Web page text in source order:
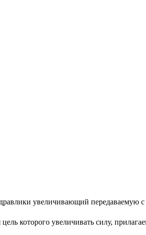
увеличивающий передаваемую с
которого увеличивать силу,